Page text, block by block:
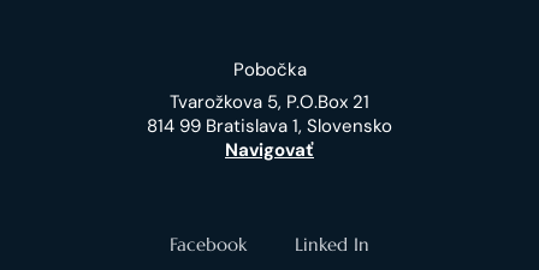
Pobočka
Tvarožkova 5, P.O.Box 21
814 99 Bratislava 1, Slovensko
Navigovať
Facebook Linked In